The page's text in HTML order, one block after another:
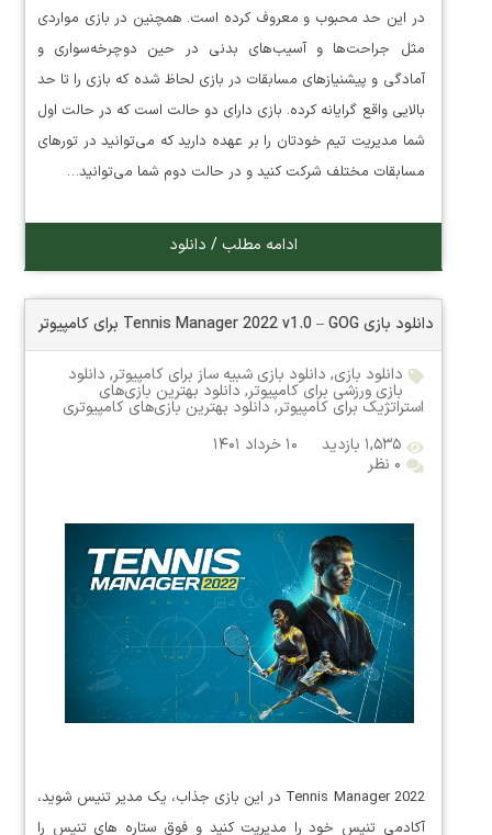
در این حد محبوب و معروف کرده است. همچنین در بازی مواردی
مثل جراحت‌ها و آسیب‌های بدنی در حین دوچرخه‌سواری و
آمادگی و پیشنیازهای مسابقات در بازی لحاظ شده که بازی را تا حد
بالایی واقع گرایانه کرده. بازی دارای دو حالت است که در حالت اول
شما مدیریت تیم خودتان را بر عهده دارید که می‌توانید در تورهای
مسابقات مختلف شرکت کنید و در حالت دوم شما می‌توانید…
ادامه مطلب / دانلود
دانلود بازی Tennis Manager 2022 v1.0 – GOG برای کامپیوتر
دانلود بازی, دانلود بازی شبیه ساز برای کامپیوتر, دانلود
بازی ورزشی برای کامپیوتر, دانلود بهترین بازی‌های
استراتژیک برای کامپیوتر, دانلود بهترین بازی‌های کامپیوتری
۱,۵۳۵ بازدید
۱۰ خرداد ۱۴۰۱
۰ نظر
Tennis Manager 2022 در این بازی جذاب، یک مدیر تنیس شوید،
آکادمی تنیس خود را مدیریت کنید و فوق ستاره های تنیس را